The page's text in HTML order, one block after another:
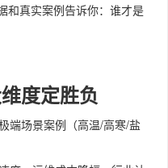
和真实案例告诉你：谁才是
度定胜负
端场景案例（高温/高寒/盐